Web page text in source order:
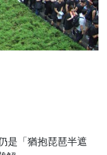
是「猶抱琵琶半遮